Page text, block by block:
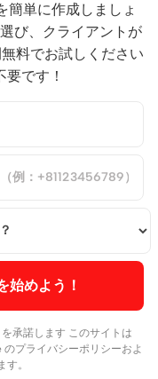
簡単に作成しましょ
び、クライアントが
料でお試しください
です！
始めよう！
を承諾します このサイトは
のプライバシーポリシーおよ
す。